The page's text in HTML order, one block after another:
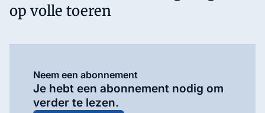
op volle toeren
Neem een abonnement
Je hebt een abonnement nodig om
verder te lezen.